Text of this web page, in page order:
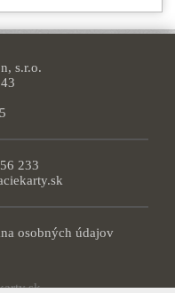
s.r.o.
233
osobných údajov